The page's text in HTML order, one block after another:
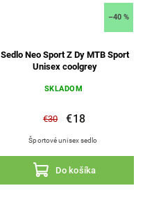
–40 %
Sedlo Neo Sport Z Dy MTB Sport
Unisex coolgrey
SKLADOM
€30 €18
Do košíka
Športové unisex sedlo